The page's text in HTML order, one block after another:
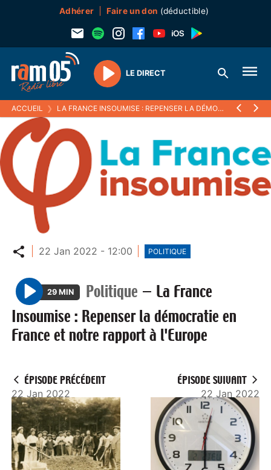
Adhérer Faire un don (déductible)
Play
LE DIRECT
ACCUEIL ❯ LA FRANCE INSOUMISE : REPENSER LA DÉMOCRATIE EN FRANCE ET NOTRE RAPPORT À L'EUROPE
Partager
22 Jan 2022 - 12:00 POLITIQUE
P
l
a
29 MIN Politique — La France
Insoumise : Repenser la démocratie en
France et notre rapport à l'Europe
ÉPISODE PRÉCÉDENT
22 Jan 2022
ÉPISODE SUIVANT
22 Jan 2022